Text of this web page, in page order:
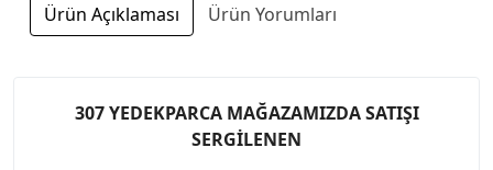
Ürün Açıklaması Ürün Yorumları
307 YEDEKPARCA MAĞAZAMIZDA SATIŞI
SERGİLENEN